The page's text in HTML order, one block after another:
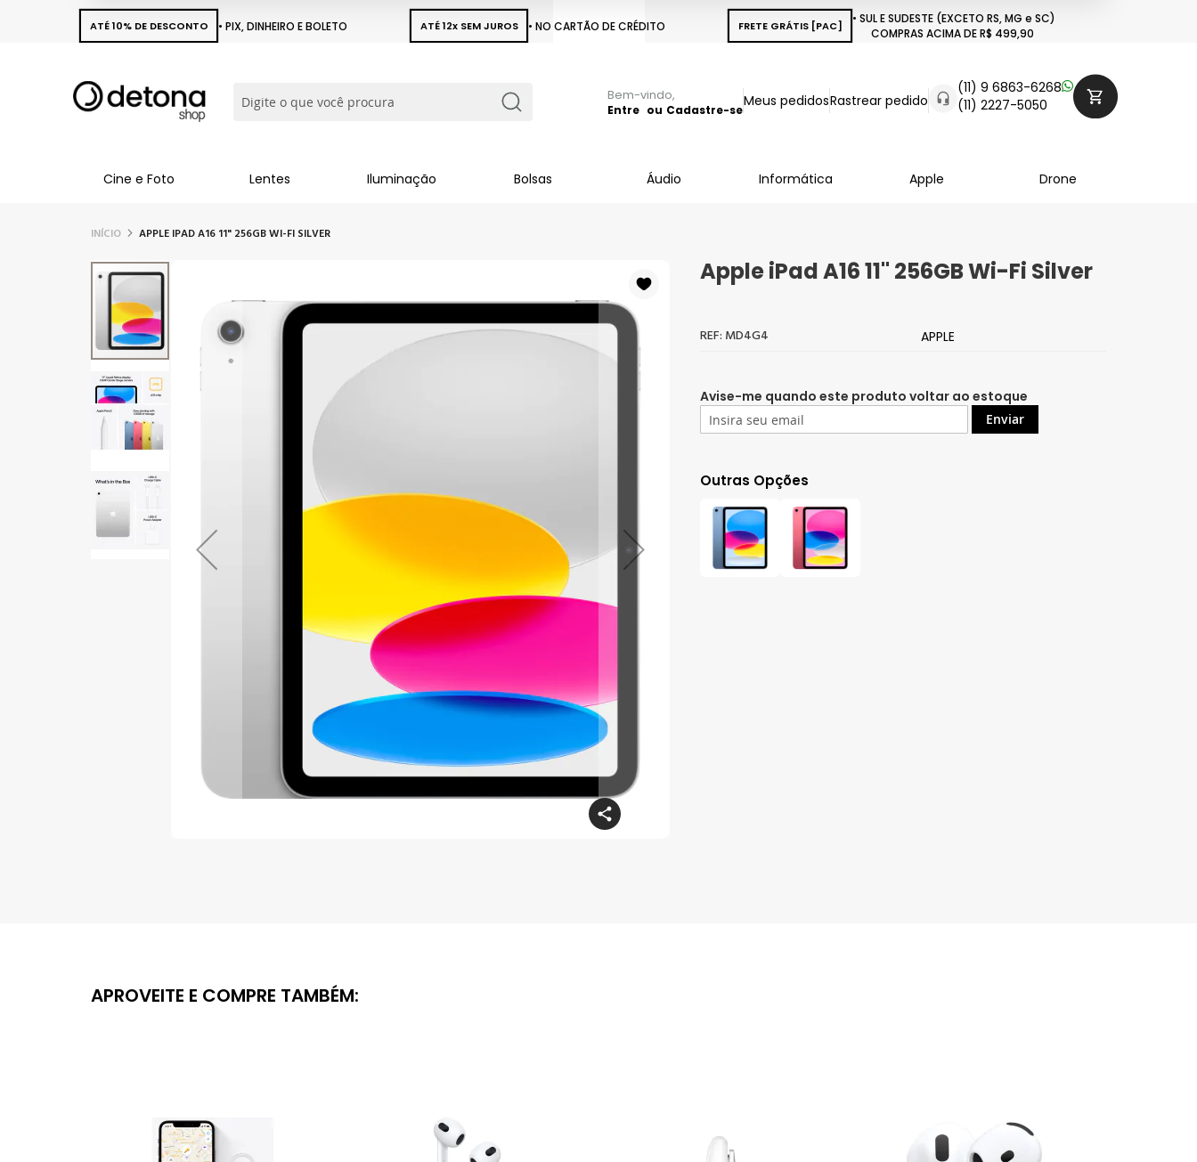
ATÉ 10% DE DESCONTO • PIX, DINHEIRO E BOLETO ATÉ 12x SEM JUROS • NO CARTÃO DE CRÉDITO FRETE GRÁTIS [PAC]
• SUL E SUDESTE (EXCETO RS, MG e SC)
COMPRAS ACIMA DE R$ 499,90
Busca
Meus pedidosRastrear pedido
(11) 9 6863-6268
(11) 2227-5050
Pular
para
Entre Cadastre-se
Cine e Foto Lentes Iluminação Bolsas Áudio Informática Apple Drone
INÍCIO APPLE IPAD A16 11" 256GB WI-FI SILVER
Apple iPad A16 11" 256GB Wi-Fi Silver
MD4G4 APPLE
Avise-me quando este produto voltar ao estoque
Enviar
Outras Opções
Pular
para
final
Galeria
de
imagens
APROVEITE E COMPRE TAMBÉM: